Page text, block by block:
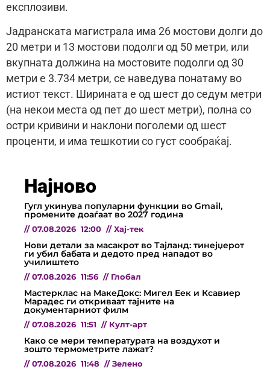
експлозиви.
Јадранската магистрала има 26 мостови долги до
20 метри и 13 мостови подолги од 50 метри, или
вкупната должина на мостовите подолги од 30
метри е 3.734 метри, се наведува понатаму во
истиот текст. Ширината е од шест до седум метри
(на некои места од пет до шест метри), полна со
остри кривини и наклони поголеми од шест
проценти, и има тешкотии со густ сообраќај.
Најново
Гугл укинува популарни функции во Gmail,
промените доаѓаат во 2027 година
// 07.08.2026 12:00 // Хај-тек
Нови детали за масакрот во Тајланд: тинејџерот
ги убил бабата и дедото пред нападот во
училиштето
// 07.08.2026 11:56 // Глобал
Мастерклас на МакеДокс: Мигел Еек и Ксавиер
Марадес ги откриваат тајните на
документарниот филм
// 07.08.2026 11:51 // Култ-арт
Како се мери температурата на воздухот и
зошто термометрите лажат?
// 07.08.2026 11:48 // Зелено